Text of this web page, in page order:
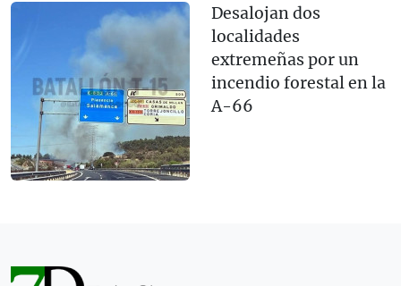
Desalojan dos
localidades
extremeñas por un
incendio forestal en la
A-66